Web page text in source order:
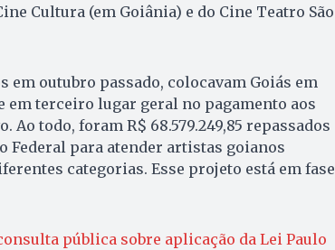
Cultura (em Goiânia) e do Cine Teatro São
em outubro passado, colocavam Goiás em
terceiro lugar geral no pagamento aos
Ao todo, foram R$ 68.579.249,85 repassados
Federal para atender artistas goianos
categorias. Esse projeto está em fase
pública sobre aplicação da Lei Paulo